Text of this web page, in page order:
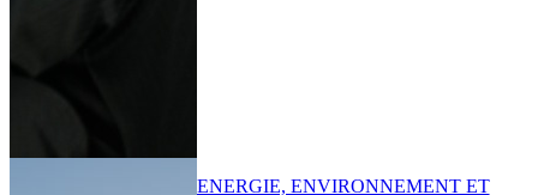
ENERGIE, ENVIRONNEMENT ET